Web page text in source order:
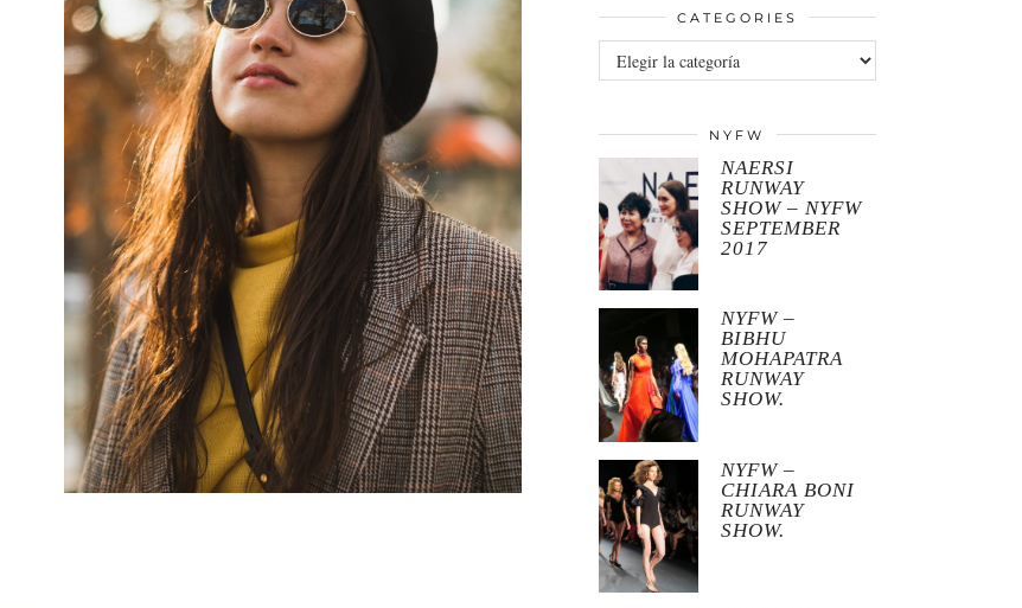
CATEGORIES
Categories
NYFW
NAERSI
RUNWAY
SHOW – NYFW
SEPTEMBER
2017
NYFW –
BIBHU
MOHAPATRA
RUNWAY
SHOW.
NYFW –
CHIARA BONI
RUNWAY
SHOW.